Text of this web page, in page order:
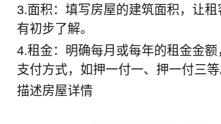
3.面积：填写房屋的建筑面积，让
有初步了解。
4.租金：明确每月或每年的租金金
支付方式，如押一付一、押一付三等
描述房屋详情